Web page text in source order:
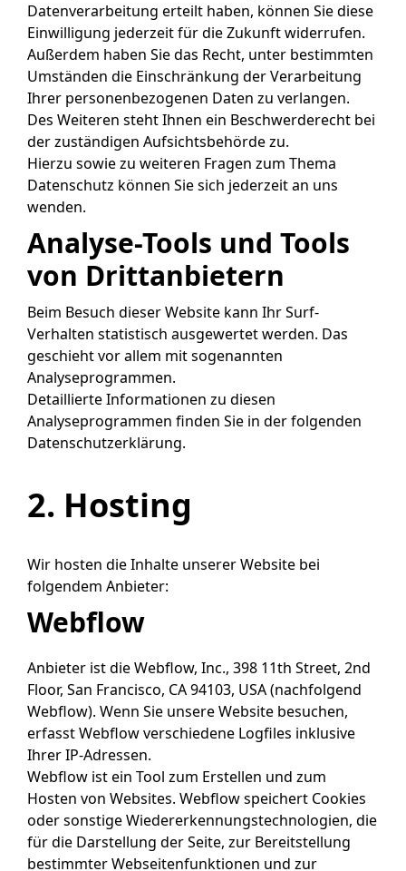
Datenverarbeitung erteilt haben, können Sie diese
Einwilligung jederzeit für die Zukunft widerrufen.
Außerdem haben Sie das Recht, unter bestimmten
Umständen die Einschränkung der Verarbeitung
Ihrer personenbezogenen Daten zu verlangen.
Des Weiteren steht Ihnen ein Beschwerderecht bei
der zuständigen Aufsichtsbehörde zu.
Hierzu sowie zu weiteren Fragen zum Thema
Datenschutz können Sie sich jederzeit an uns
wenden.
Analyse-Tools und Tools
von Dritt­anbietern
Beim Besuch dieser Website kann Ihr Surf-
Verhalten statistisch ausgewertet werden. Das
geschieht vor allem mit sogenannten
Analyseprogrammen.
Detaillierte Informationen zu diesen
Analyseprogrammen finden Sie in der folgenden
Datenschutzerklärung.
2. Hosting
Wir hosten die Inhalte unserer Website bei
folgendem Anbieter:
Webflow
Anbieter ist die Webflow, Inc., 398 11th Street, 2nd
Floor, San Francisco, CA 94103, USA (nachfolgend
Webflow). Wenn Sie unsere Website besuchen,
erfasst Webflow verschiedene Logfiles inklusive
Ihrer IP-Adressen.
Webflow ist ein Tool zum Erstellen und zum
Hosten von Websites. Webflow speichert Cookies
oder sonstige Wiedererkennungstechnologien, die
für die Darstellung der Seite, zur Bereitstellung
bestimmter Webseitenfunktionen und zur